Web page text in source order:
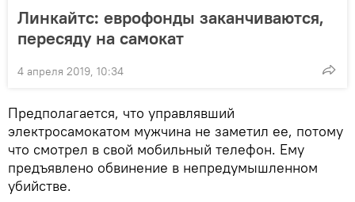
Линкайтс: еврофонды заканчиваются,
пересяду на самокат
4 апреля 2019, 10:34
Предполагается, что управлявший
электросамокатом мужчина не заметил ее, потому
что смотрел в свой мобильный телефон. Ему
предъявлено обвинение в непредумышленном
убийстве.